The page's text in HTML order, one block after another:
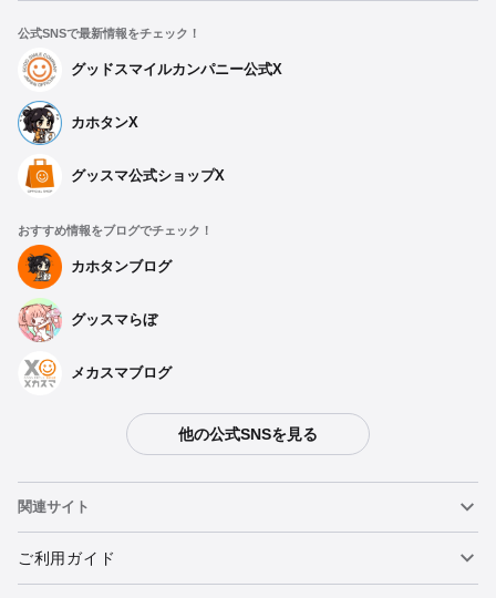
公式SNSで最新情報をチェック！
グッドスマイルカンパニー公式X
カホタンX
グッスマ公式ショップX
おすすめ情報をブログでチェック！
カホタンブログ
グッスマらぼ
メカスマブログ
他の公式SNSを見る
関連サイト
ねんどろいど
ご利用ガイド